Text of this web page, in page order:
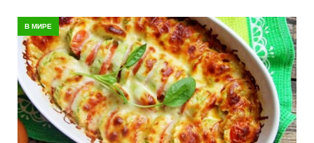
В МИРЕ